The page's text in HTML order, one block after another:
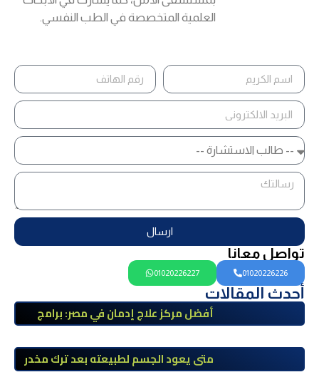
العلمية المتخصصة في الطب النفسي.
ارسال
تواصل معانا
01020226226
01020226227
أحدث المقالات
أفضل مركز علاج إدمان في مصر: برامج
طبي
متى يعود الجسم لطبيعته بعد ترك مخدر